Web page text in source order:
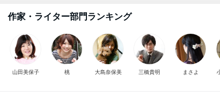
作家・ライター部門ランキング
山田美保子 桃 大島奈保美 三橋貴明 まさよ